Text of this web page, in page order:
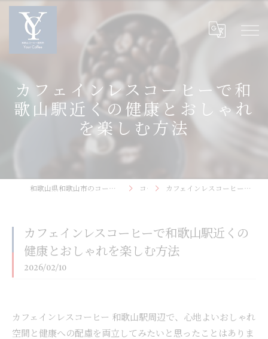
カフェインレスコーヒーで和
歌山駅近くの健康とおしゃれ
を楽しむ方法
和歌山県和歌山市のコーヒーなら和歌山コーヒー焙煎所〜Your Coffee〜 コラム カフェインレスコーヒーで和歌山駅近くの健康とおしゃれを楽しむ方法
カフェインレスコーヒーで和歌山駅近くの
健康とおしゃれを楽しむ方法
2026/02/10
カフェインレスコーヒー 和歌山駅周辺で、心地よいおしゃれ
空間と健康への配慮を両立してみたいと思ったことはありま